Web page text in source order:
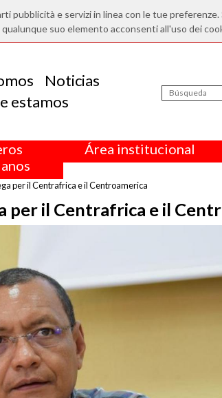
pubblicità e servizi in linea con le tue
suo elemento acconsenti all'uso dei
Noticias
estamos
Área institucional
per il Centrafrica e il Centroamerica
per il Centrafrica e il